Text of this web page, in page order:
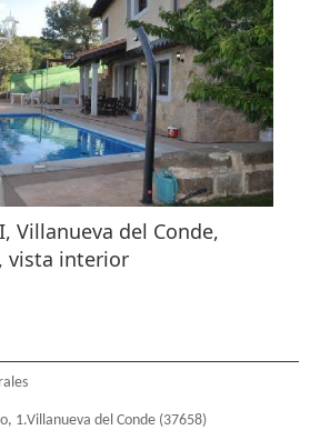
Villanueva del Conde,
vista interior
1.Villanueva del Conde (37658)